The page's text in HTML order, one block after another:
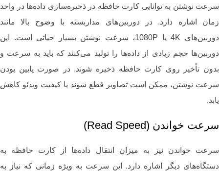
سرعت نوشتن به توانایی کارت حافظه در ذخیره‌سازی داده‌ها در واحد
زمان اشاره دارد. در دوربین‌های مداربسته با وضوح بالا مانند
دوربین‌های 4K یا 1080P، سرعت نوشتن بسیار حیاتی است. این
دوربین‌ها حجم زیادی از داده‌ها را تولید می‌کنند که باید به سرعت و
بدون تأخیر روی کارت حافظه ذخیره شوند. در صورت پایین بودن
سرعت نوشتن، ممکن است تصاویر قطع شوند یا کیفیت ویدئو کاهش
یابد.
سرعت خواندن (Read Speed)
سرعت خواندن نیز به میزان انتقال داده‌ها از کارت حافظه به
دستگاه‌های دیگر اشاره دارد. این سرعت به ویژه زمانی که نیاز به